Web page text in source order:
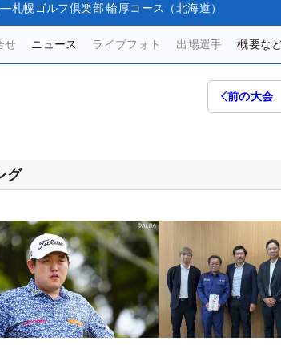
―札幌ゴルフ倶楽部 輪厚コース（北海道）
せ ニュース ライブフォト 出場選手 概要な
前の大会
グ